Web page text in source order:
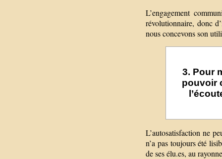
L’engagement
révolutionnaire, donc
nous concevons son
3. Pour
pouvoir
L’autosatisfaction ne
n’a pas toujours été
de ses élu.es, au